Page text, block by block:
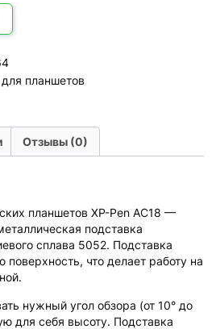
планшетов
Отзывы (0)
планшетов XP-Pen AC18 —
подставка
сплава 5052. Подставка
поверхность, что делает работу на
нужный угол обзора (от 10° до
для себя высоту. Подставка